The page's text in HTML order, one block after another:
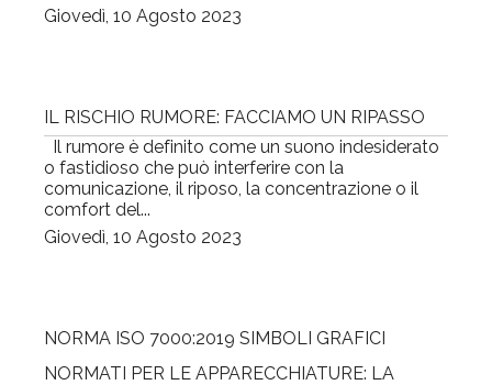
Giovedì, 10 Agosto 2023
IL RISCHIO RUMORE: FACCIAMO UN RIPASSO
Il rumore è definito come un suono indesiderato
o fastidioso che può interferire con la
comunicazione, il riposo, la concentrazione o il
comfort del...
Giovedì, 10 Agosto 2023
NORMA ISO 7000:2019 SIMBOLI GRAFICI
NORMATI PER LE APPARECCHIATURE: LA